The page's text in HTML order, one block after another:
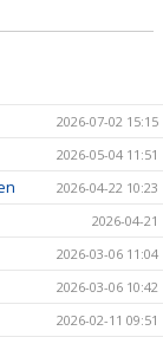
2026-07-02 15:15
2026-05-04 11:51
2026-04-22 10:23
2026-04-21
2026-03-06 11:04
2026-03-06 10:42
2026-02-11 09:51